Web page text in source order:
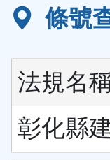
條號
法規名稱
彰化縣